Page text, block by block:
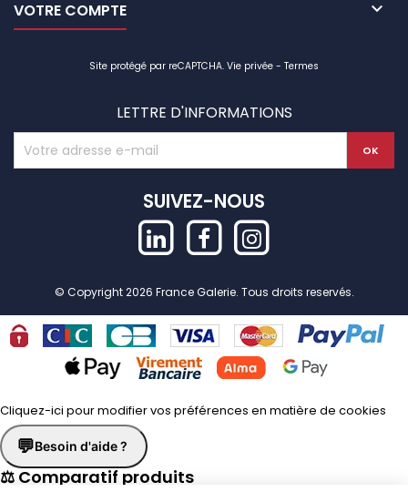
VOTRE COMPTE 
Site protégé par reCAPTCHA. Vie privée - Termes
LETTRE D'INFORMATIONS
SUIVEZ-NOUS
© Copyright 2026 France Galerie. Tous droits reservés.
Cliquez-ici pour modifier vos préférences en matière de cookies
💬Besoin d'aide ?
⚖ Comparatif produits